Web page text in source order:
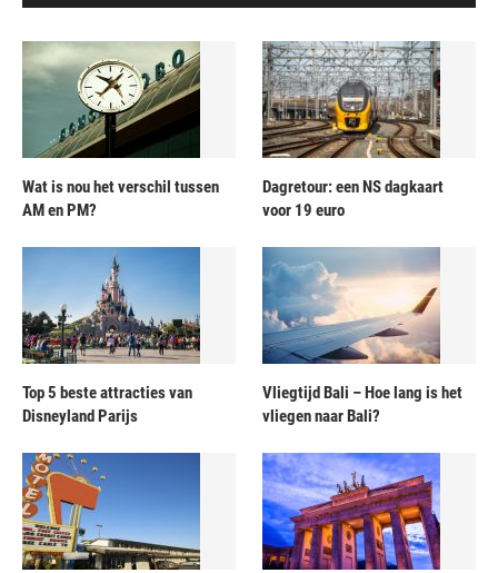
Wat is nou het verschil tussen
AM en PM?
Dagretour: een NS dagkaart
voor 19 euro
Top 5 beste attracties van
Disneyland Parijs
Vliegtijd Bali – Hoe lang is het
vliegen naar Bali?